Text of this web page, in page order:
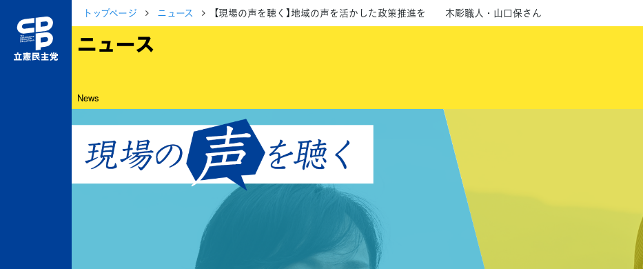
トップページ ニュース 【現場の声を聴く】地域の声を活かした政策推進を 木彫職人・山口保さん
ニュース
News